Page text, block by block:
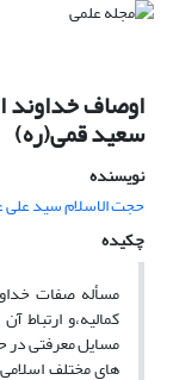
اوصاف خداوند
سعید قمی(ره)
نویسنده
حجت الاسلام سید علی
چکیده
مسأله صفات
کمالیه،و ارتباط
مسایل معرفتی در
های مختلف